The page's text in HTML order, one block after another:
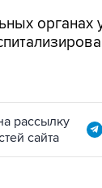
органах
рассылку
сайта